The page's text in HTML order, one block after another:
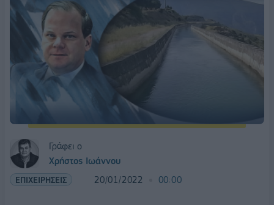
Γράφει ο
Χρήστος Ιωάννου
ΕΠΙΧΕΙΡΗΣΕΙΣ 20/01/2022 00:00